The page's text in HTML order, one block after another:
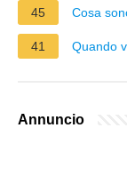
45 Cosa
41 Quando
Annuncio